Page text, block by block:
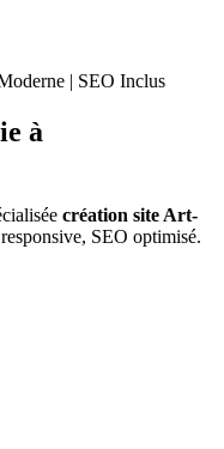
| SEO Inclus
à
création site Art-
SEO optimisé.